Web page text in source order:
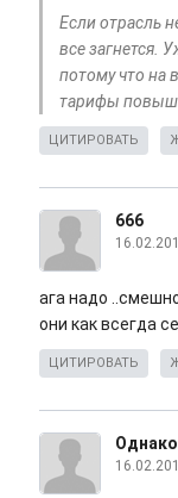
Если отрасль
все загнется.
потому что на
тарифы
ЦИТИРОВАТЬ
666
ага надо
они как всегда
ЦИТИРОВАТЬ
Однако